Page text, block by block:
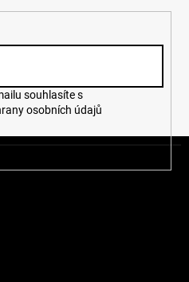
osobních údajů